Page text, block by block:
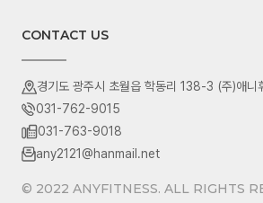
CONTACT US
경기도 광주시 초월읍 학동리 138-3 (주)애니
031-762-9015
031-763-9018
any2121@hanmail.net
© 2022 ANYFITNESS. ALL RIGHTS